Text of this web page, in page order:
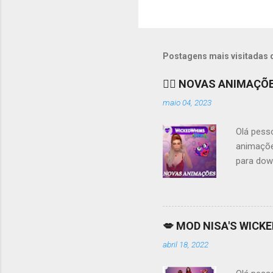
Postagens mais visitadas
❤️‍🔥 NOVAS
maio 04, 2023
Olá
para
básicas,
tem
💋 MOD NISA'S
abril 18, 2022